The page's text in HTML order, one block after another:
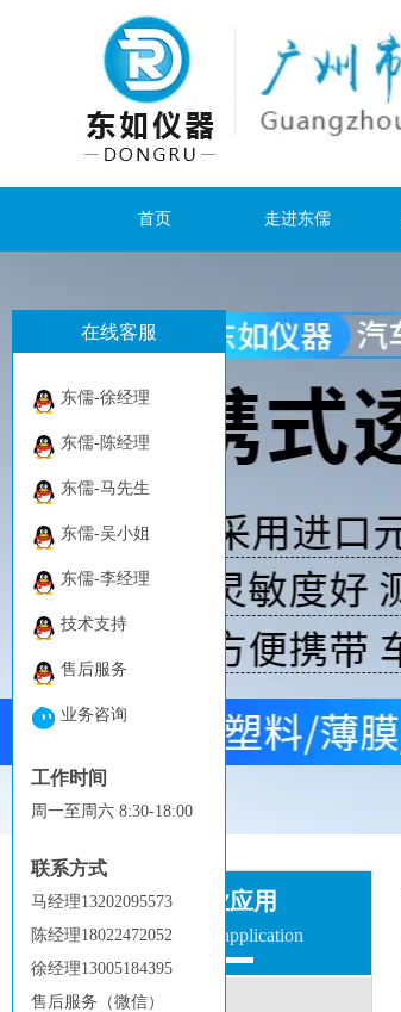
在线客服
东儒-徐经理
东儒-陈经理
东儒-马先生
东儒-吴小姐
东儒-李经理
技术支持
售后服务
业务咨询
工作时间
周一至 周六 8:30-18:00
联系方式
马经理13202095573
陈经理18022472052
徐经理13005184395
售后服务（微信）
首页 走进东儒
行业应用
Industry application